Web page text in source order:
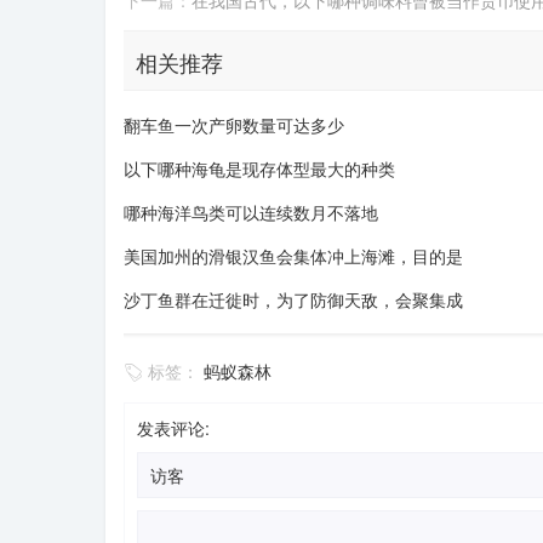
相关推荐
翻车鱼一次产卵数量可达多少
以下哪种海龟是现存体型最大的种类
哪种海洋鸟类可以连续数月不落地
美国加州的滑银汉鱼会集体冲上海滩，目的是
沙丁鱼群在迁徙时，为了防御天敌，会聚集成
标签： 蚂蚁森林
发表评论: